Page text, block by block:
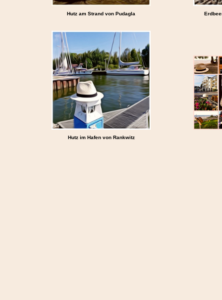
Hutz am Strand von Pudagla
Hutz im Hafen von Rankwitz